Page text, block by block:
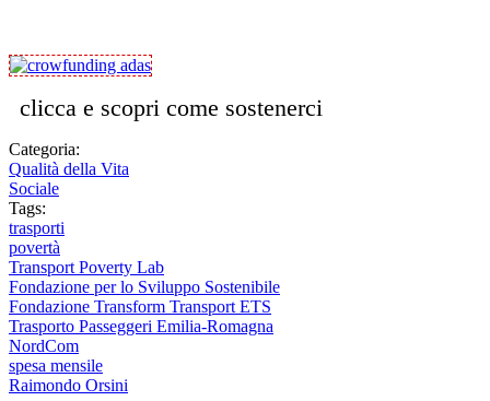
clicca e scopri come sostenerci
Categoria:
Qualità della Vita
Sociale
Tags:
trasporti
povertà
Transport Poverty Lab
Fondazione per lo Sviluppo Sostenibile
Fondazione Transform Transport ETS
Trasporto Passeggeri Emilia-Romagna
NordCom
spesa mensile
Raimondo Orsini